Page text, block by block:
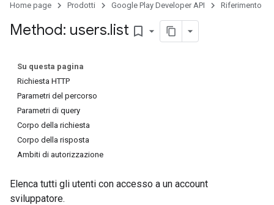
Home page Prodotti Google Play Developer API Riferimento
Method: users.list bookmark_border
Su questa pagina
Richiesta HTTP
Parametri del percorso
Parametri di query
Corpo della richiesta
Corpo della risposta
Ambiti di autorizzazione
Elenca tutti gli utenti con accesso a un account
sviluppatore.